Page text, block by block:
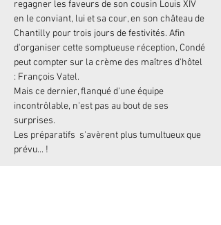
regagner les faveurs de son cousin Louis XIV
en le conviant, lui et sa cour, en son château de
Chantilly pour trois jours de festivités. Afin
d'organiser cette somptueuse réception, Condé
peut compter sur la crème des maîtres d'hôtel
: François Vatel.
Mais ce dernier, flanqué d'une équipe
incontrôlable, n'est pas au bout de ses
surprises.
Les préparatifs  s'avèrent plus tumultueux que
prévu... !